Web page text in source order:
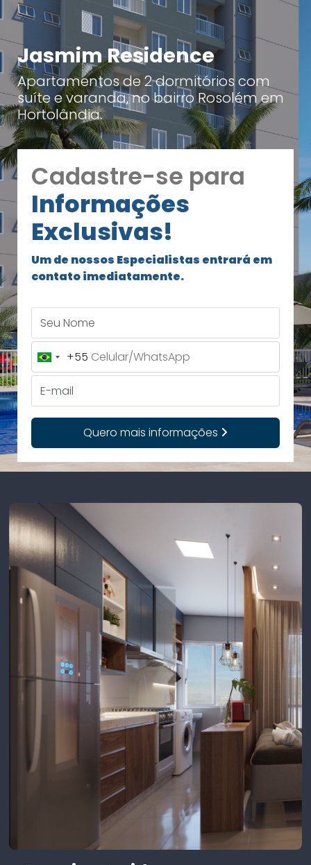
Jasmim Residence
Apartamentos de 2 dormitórios com
suíte e varanda, no bairro Rosolém em
Hortolândia.
Cadastre-se para
Informações
Exclusivas!
Um de nossos Especialistas entrará em
contato imediatamente.
Brazil
+55
+55
Quero mais informações